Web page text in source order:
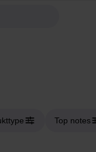
Top notes